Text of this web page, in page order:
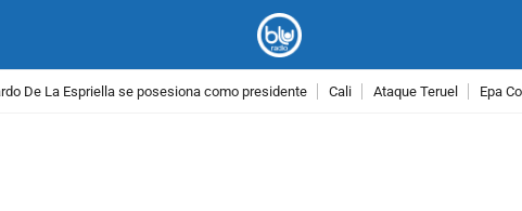
De La Espriella se posesiona como presidente Cali Ataque Teruel Epa